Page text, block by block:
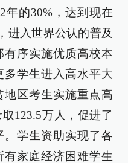
年的30%，达到现在
进入世界公认的普及
序实施优质高校本
学生进入高水平大
区考生实施重点高
123.5万人，促进了
。学生资助实现了各
家庭经济困难学生